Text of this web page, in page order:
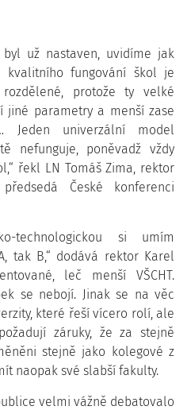
už nastaven, uvidíme jak
kvalitního fungování škol je
protože ty velké
jiné parametry a menší zase
Jeden univerzální model
nefunguje, poněvadž vždy
řekl LN Tomáš Zima, rektor
České konferenci
technologickou si umím
tak B,“ dodává rektor Karel
leč menší VŠCHT.
se nebojí. Jinak se na věc
které řeší vícero rolí, ale
záruky, že za stejně
stejně jako kolegové z
naopak své slabší fakulty.
velmi vážně debatovalo